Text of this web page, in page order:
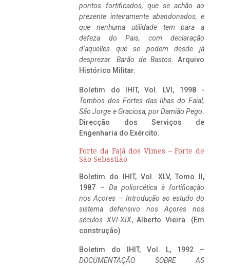
pontos fortificados, que se achão ao
prezente inteiramente abandonados, e
que nenhuma utilidade tem para a
defeza do Pais, com declaração
d’aquelles que se podem desde já
desprezar. Barão de Bastos. Arquivo
Histórico Militar.
Boletim do IHIT, Vol. LVI, 1998 -
Tombos dos Fortes das Ilhas do Faial,
São Jorge e Graciosa, por Damião Pego.
Direcção dos Serviços de
Engenharia do Exército.
Forte da Fajã dos Vimes – Forte de
São Sebastião
Boletim do IHIT, Vol. XLV, Tomo II,
1987 – Da poliorcética à fortificação
nos Açores – Introdução ao estudo do
sistema defensivo nos Açores nos
séculos XVI-XIX, Alberto Vieira. (Em
construção)
Boletim do IHIT, Vol. L, 1992 –
DOCUMENTAÇÃO SOBRE AS